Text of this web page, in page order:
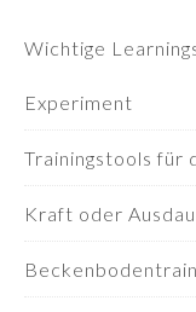
Wichtige
Experiment
Trainingstools für
Kraft oder